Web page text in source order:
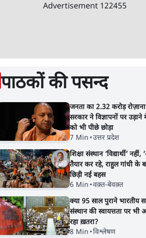
Advertisement 122455
पाठकों की पसन्द
जनता का 2.32 करोड़ रोज़ाना
सरकार ने विज्ञापनों पर उड़ाने
को भी पीछे छोड़ा
7 Min •उत्तर प्रदेश
शिक्षा संस्थान ‘विद्यार्थी’ नहीं,
तैयार कर रहे, राहुल गांधी के
छिड़ी नई बहस
6 Min •वक़्त-बेवक़्त
क्या 95 साल पुराने भारतीय
संस्थान की स्वायत्तता पर भी
रहा ख़तरा?
8 Min •विश्लेषण